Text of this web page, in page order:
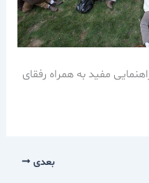
مفید به همراه رفقای
بعدی